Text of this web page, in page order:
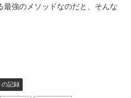
最強のメソッドなのだと、そんな
の記録